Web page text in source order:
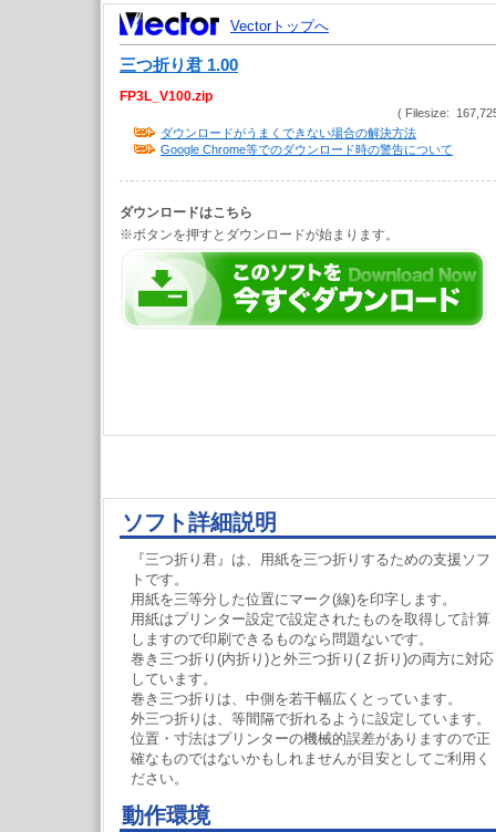
Vectorトップへ
三つ折り君 1.00
FP3L_V100.zip
( Filesize:
ダウンロードがうまくできない場合の解決方法
Google Chrome等でのダウンロード時の警告について
ダウンロードはこちら
※ボタンを押すとダウンロードが始まります。
ソフト詳細説明
『三つ折り君』は、用紙を三つ折りするための支援ソフ
トです。
用紙を三等分した位置にマーク(線)を印字します。
用紙はプリンター設定で設定されたものを取得して計算
しますので印刷できるものなら問題ないです。
巻き三つ折り(内折り)と外三つ折り(Ｚ折り)の両方に対応
しています。
巻き三つ折りは、中側を若干幅広くとっています。
外三つ折りは、等間隔で折れるように設定しています。
位置・寸法はプリンターの機械的誤差がありますので正
確なものではないかもしれませんが目安としてご利用く
ださい。
動作環境